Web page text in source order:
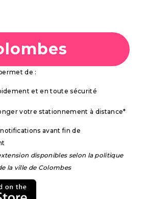
de :
et en toute sécurité
votre stationnement à distance*
avant fin de
disponibles selon la politique
la ville de Colombes